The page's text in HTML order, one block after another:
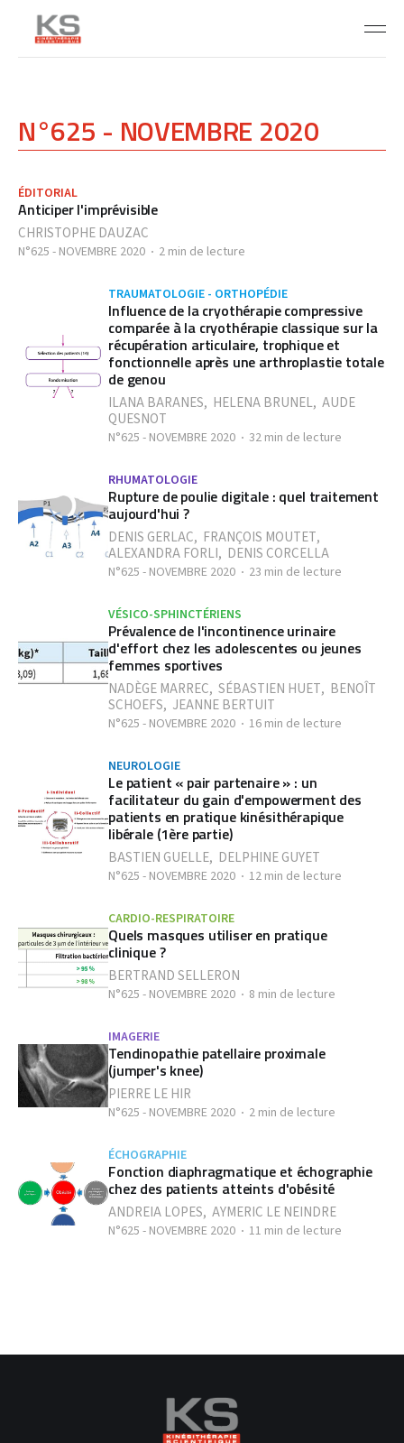
N°625 - NOVEMBRE 2020
ÉDITORIAL
Anticiper l'imprévisible
CHRISTOPHE DAUZAC
N°625 - NOVEMBRE 2020 2 min de lecture
TRAUMATOLOGIE - ORTHOPÉDIE
Influence de la cryothérapie compressive
comparée à la cryothérapie classique sur la
récupération articulaire, trophique et
fonctionnelle après une arthroplastie totale
de genou
ILANA BARANES, HELENA BRUNEL, AUDE
QUESNOT
N°625 - NOVEMBRE 2020 32 min de lecture
RHUMATOLOGIE
Rupture de poulie digitale : quel traitement
aujourd'hui ?
DENIS GERLAC, FRANÇOIS MOUTET,
ALEXANDRA FORLI, DENIS CORCELLA
N°625 - NOVEMBRE 2020 23 min de lecture
VÉSICO-SPHINCTÉRIENS
Prévalence de l'incontinence urinaire
d'effort chez les adolescentes ou jeunes
femmes sportives
NADÈGE MARREC, SÉBASTIEN HUET, BENOÎT
SCHOEFS, JEANNE BERTUIT
N°625 - NOVEMBRE 2020 16 min de lecture
NEUROLOGIE
Le patient « pair partenaire » : un
facilitateur du gain d'empowerment des
patients en pratique kinésithérapique
libérale (1ère partie)
BASTIEN GUELLE, DELPHINE GUYET
N°625 - NOVEMBRE 2020 12 min de lecture
CARDIO-RESPIRATOIRE
Quels masques utiliser en pratique
clinique ?
BERTRAND SELLERON
N°625 - NOVEMBRE 2020 8 min de lecture
IMAGERIE
Tendinopathie patellaire proximale
(jumper's knee)
PIERRE LE HIR
N°625 - NOVEMBRE 2020 2 min de lecture
ÉCHOGRAPHIE
Fonction diaphragmatique et échographie
chez des patients atteints d'obésité
ANDREIA LOPES, AYMERIC LE NEINDRE
N°625 - NOVEMBRE 2020 11 min de lecture